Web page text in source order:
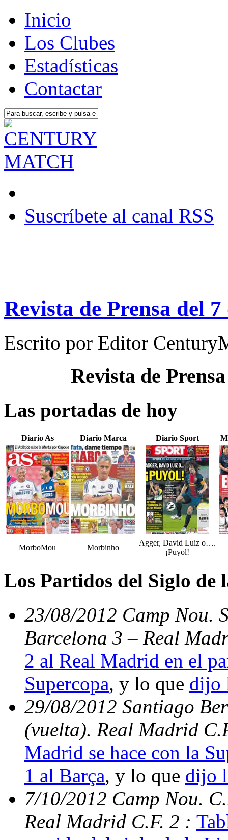
Inicio
Los Clubes
Estadísticas
Contactar
Suscríbete al canal RSS
Revista de Prensa del
Escrito por Editor
Revista de
Las portadas de hoy
Diario As Diario Marca Diario Sport
MorboMou Morbinho
Agger, David Luiz o….
¡Puyol!
Los Partidos del Siglo de
23/08/2012 Camp Nou.
Barcelona 3 – Real
2 al Real Madrid en el
Supercopa, y lo que dijo
29/08/2012 Santiago
(vuelta). Real Madrid
Madrid se hace con la
1 al Barça, y lo que dijo
7/10/2012 Camp Nou.
Real Madrid C.F. 2 :